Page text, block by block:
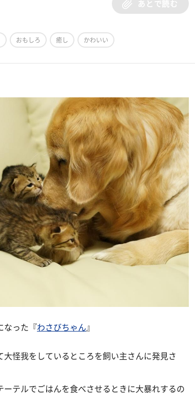
あとで読む
おもしろ 癒し かわいい
なった『わさびちゃん 』
怪我をしているところを飼い主さんに発見さ
ーテルでごはんを食べさせるときに大暴れするの